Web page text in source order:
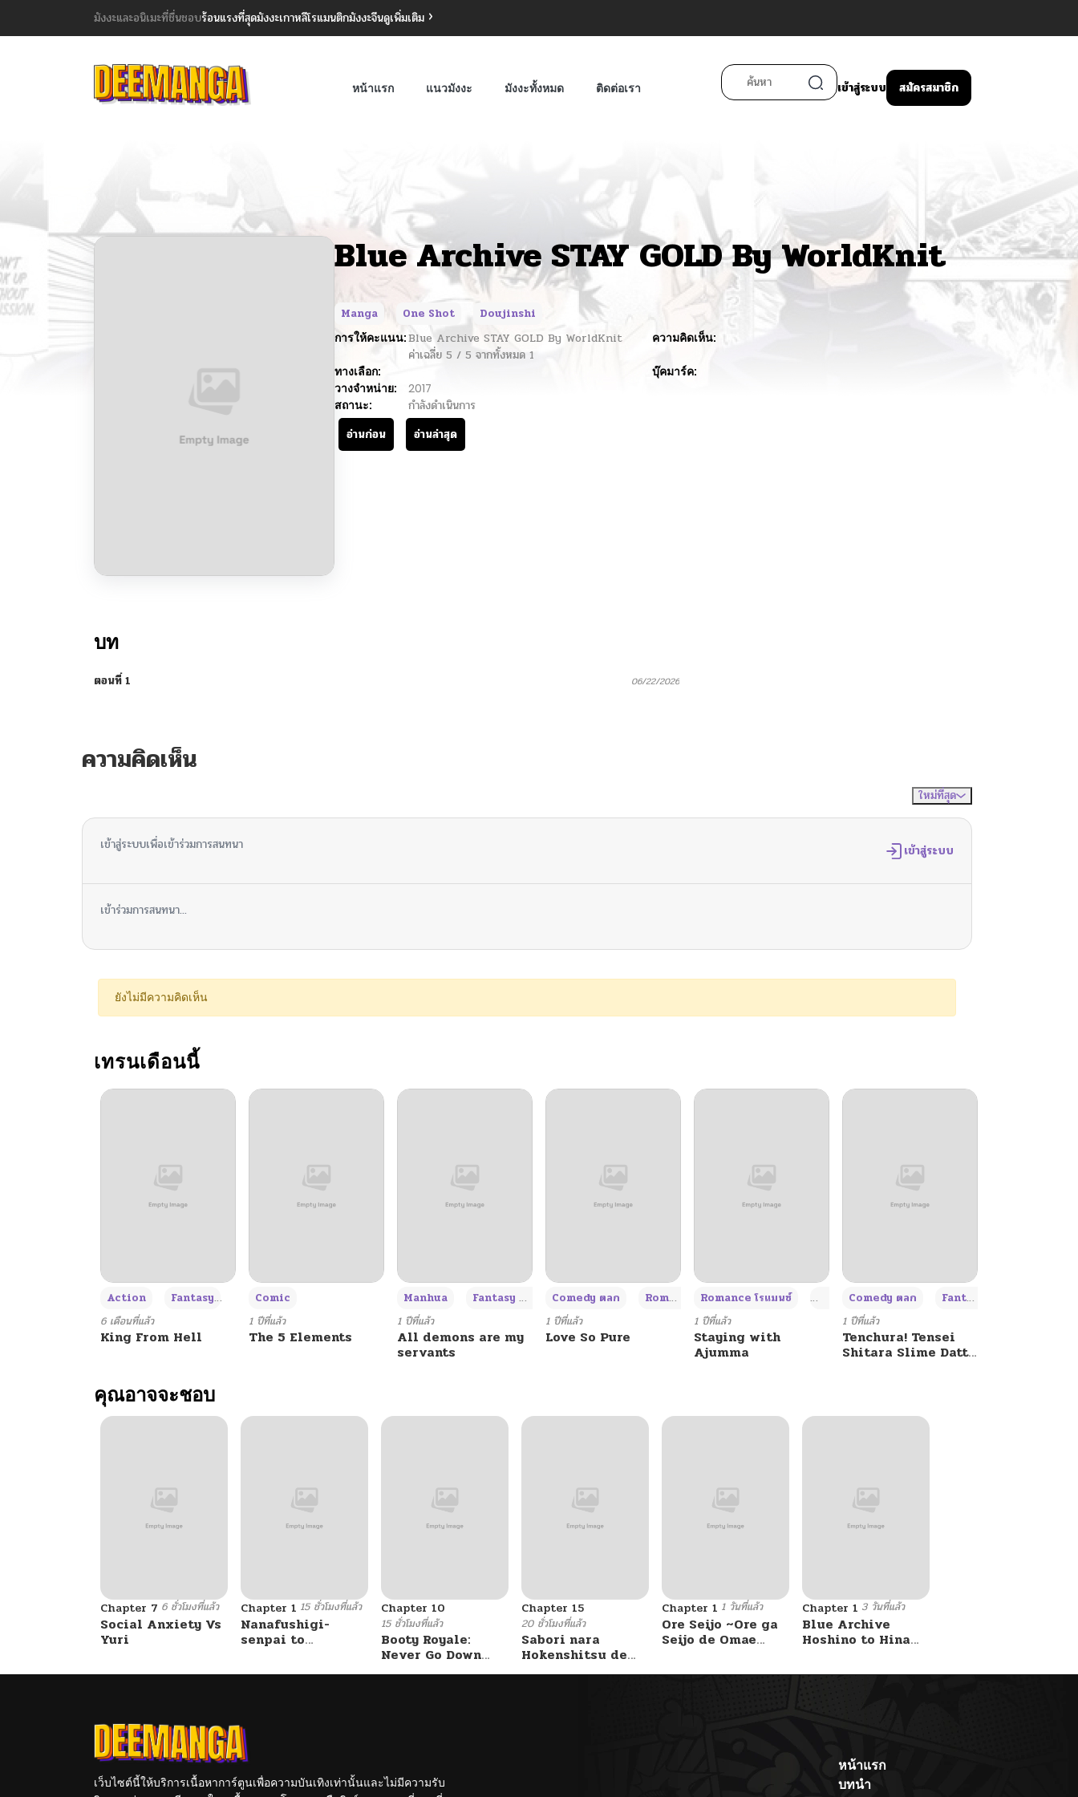
มังงะและอนิเมะที่ชื่นชอบร้อนแรงที่สุดมังงะเกาหลีโรแมนติกมังงะจีนดูเพิ่มเติม
หน้าแรก แนวมังงะ มังงะทั้งหมด ติดต่อเรา เข้าสู่ระบบ สมัครสมาชิก
Blue Archive STAY GOLD By WorldKnit
Manga One Shot
Doujinshi
การให้คะแนน:Blue Archive STAY GOLD By WorldKnit
ค่าเฉลี่ย 5 / 5 จากทั้งหมด 1
ความคิดเห็น:
ทางเลือก:
บุ๊คมาร์ค:
วางจำหน่าย:
2017
สถานะ:
กำลังดำเนินการ
อ่านก่อน
อ่านล่าสุด
บท
ตอนที่ 1 06/22/2026
ความคิดเห็น
ใหม่ที่สุด
เข้าสู่ระบบเพื่อเข้าร่วมการสนทนา เข้าสู่ระบบ
เข้าร่วมการสนทนา...
ยังไม่มีความคิดเห็น
เทรนเดือนนี้
Action Fantasy
6 เดือนที่แล้ว
King From Hell
Comic
1 ปีที่แล้ว
The 5 Elements
Manhua Fantasy แฟนตาซี +3
1 ปีที่แล้ว
All demons are my
servants
Comedy ตลก Romance โรแมนซ์ +4
1 ปีที่แล้ว
Love So Pure
Romance โรแมนซ์ Adult ผู้ใหญ่ +4
1 ปีที่แล้ว
Staying with
Ajumma
Comedy ตลก Fantasy แฟนตาซี
1 ปีที่แล้ว
Tenchura! Tensei
Shitara Slime Datta
คุณอาจจะชอบ
Chapter 7 6 ชั่วโมงที่แล้ว
Social Anxiety Vs
Yuri
Chapter 1 15 ชั่วโมงที่แล้ว
Nanafushigi-
senpai to
Chapter 10
15 ชั่วโมงที่แล้ว
Booty Royale:
Never Go Down
Without A Fight!
Chapter 15
20 ชั่วโมงที่แล้ว
Sabori nara
Hokenshitsu de
Douzo?
Chapter 1 1 วันที่แล้ว
Ore Seijo ~Ore ga
Seijo de Omae
Saikyou Tag
Chapter 1 3 วันที่แล้ว
Blue Archive
Hoshino to Hina
masseji sareru
เว็บไซต์นี้ให้บริการเนื้อหาการ์ตูนเพื่อความบันเทิงเท่านั้นและไม่มีความรับ
หน้าแรก
บทนำ